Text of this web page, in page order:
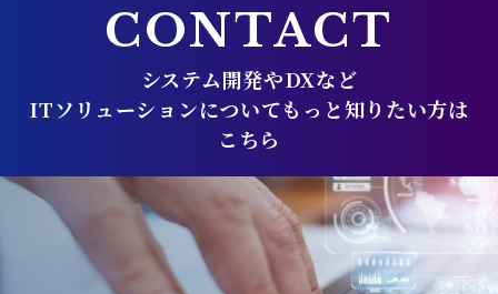
CONTACT
システム開発やDXなど
ITソリューションについてもっと知りたい方は
こちら